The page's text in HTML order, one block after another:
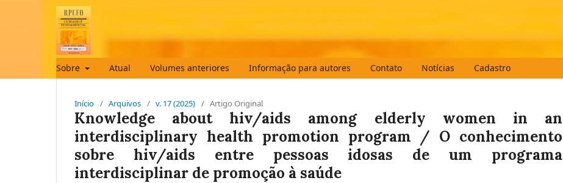
Sobre Atual Volumes anteriores Informação para autores Contato Notícias Cadastro
Início / Arquivos / v. 17 (2025) / Artigo Original
Knowledge about hiv/aids among elderly women in an
interdisciplinary health promotion program / O conhecimento
sobre hiv/aids entre pessoas idosas de um programa
interdisciplinar de promoção à saúde